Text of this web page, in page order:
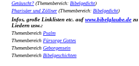
Getäuscht? (Themenbereich: Bibelgedicht)
Pharisäer und Zöllner (Themenbereich: Bibelgedicht)
Infos, große Linklisten etc. aufwww.bibelglaube.de
Liedern usw.:
Themenbereich Psalm
Themenbereich Fürsorge Gottes
Themenbereich Geborgensein
Themenbereich Bibelgeschichten